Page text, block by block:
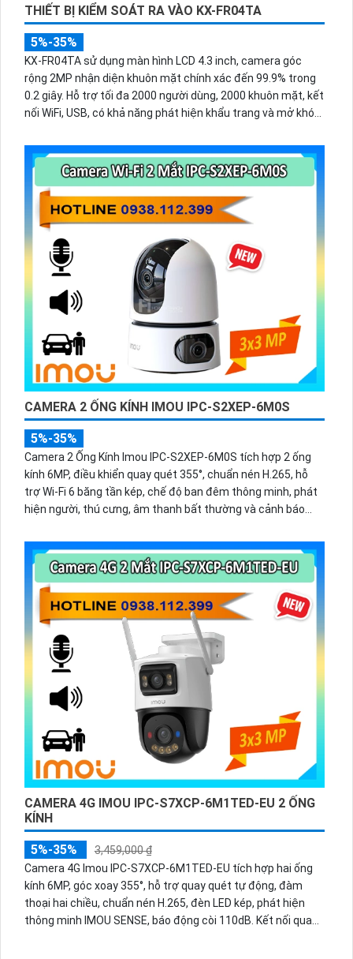
THIẾT BỊ KIỂM SOÁT RA VÀO KX-FR04TA
5%-35%
KX-FR04TA sử dụng màn hình LCD 4.3 inch, camera góc
rộng 2MP nhận diện khuôn mặt chính xác đến 99.9% trong
0.2 giây. Hỗ trợ tối đa 2000 người dùng, 2000 khuôn mặt, kết
nối WiFi, USB, có khả năng phát hiện khẩu trang và mở khóa
CAMERA 2 ỐNG KÍNH IMOU IPC-S2XEP-6M0S
5%-35%
Camera 2 Ống Kính Imou IPC-S2XEP-6M0S tích hợp 2 ống
kính 6MP, điều khiển quay quét 355°, chuẩn nén H.265, hỗ
trợ Wi-Fi 6 băng tần kép, chế độ ban đêm thông minh, phát
hiện người, thú cưng, âm thanh bất thường và cảnh báo
CAMERA 4G IMOU IPC-S7XCP-6M1TED-EU 2 ỐNG
KÍNH
5%-35%
3,459,000 ₫
Camera 4G Imou IPC-S7XCP-6M1TED-EU tích hợp hai ống
kính 6MP, góc xoay 355°, hỗ trợ quay quét tự động, đàm
thoại hai chiều, chuẩn nén H.265, đèn LED kép, phát hiện
thông minh IMOU SENSE, báo động còi 110dB. Kết nối qua